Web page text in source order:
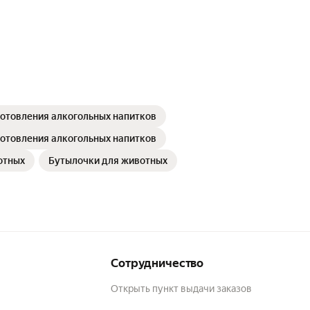
алкогольных напитков
алкогольных напитков
Бутылочки для животных
Сотрудничество
Открыть пункт выдачи заказов